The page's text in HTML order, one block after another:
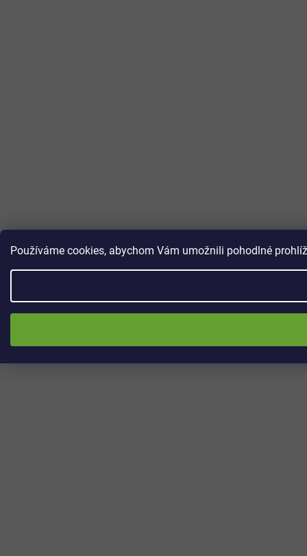
Používáme cookies, abychom Vám umožnili pohodlné